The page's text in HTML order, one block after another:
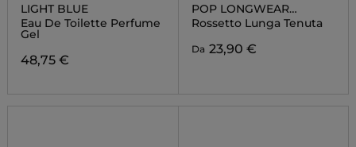
LIGHT BLUE
Eau De Toilette Perfume
Gel
48,75 €
POP LONGWEAR
LIPSTICK
Rossetto Lunga Tenuta
Da 23,90 €